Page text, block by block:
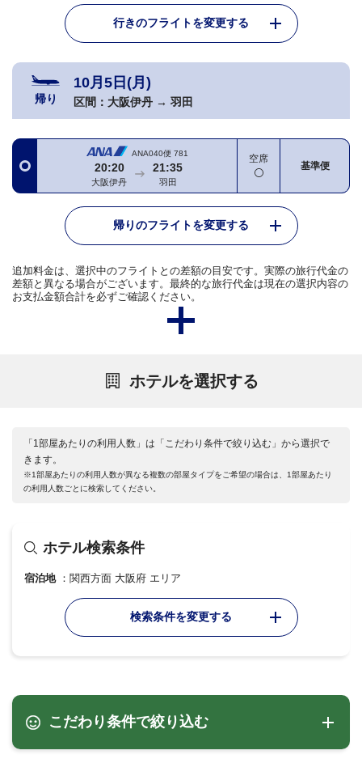
行きのフライトを変更する
帰り
10月5日(月)
区間： 大阪伊丹 → 羽田
ANA040便 781
20:20
大阪伊丹
21:35
羽田
空席
基準便
帰りのフライトを変更する
追加料金は、選択中のフライトとの差額の目安です。実際の旅行代金の
差額と異なる場合がございます。最終的な旅行代金は現在の選択内容の
お支払金額合計を必ずご確認ください。
ホテルを選択する
「1部屋あたりの利用人数」は「こだわり条件で絞り込む」から選択で
きます。
※1部屋あたりの利用人数が異なる複数の部屋タイプをご希望の場合は、1部屋あたり
の利用人数ごとに検索してください。
ホテル検索条件
宿泊地 関西方面 大阪府 エリア
検索条件を変更する
こだわり条件で絞り込む